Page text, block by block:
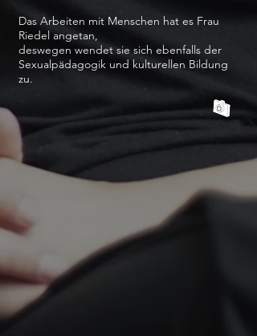
Das Arbeiten mit Menschen hat es Frau
Riedel angetan,
deswegen wendet sie sich ebenfalls der
Sexualpädagogik und kulturellen Bildung
zu.